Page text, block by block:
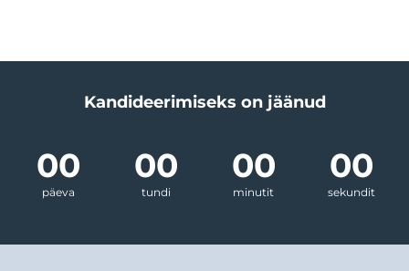
Kandideerimiseks on jäänud
00
päeva
00
tundi
00
minutit
00
sekundit